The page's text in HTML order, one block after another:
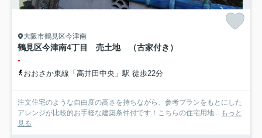
大阪市鶴見区今津南
鶴見区今津南4丁目 売土地 （古家付き）
-
おおさか東線「高井田中央」駅 徒歩22分
注文住宅のような自由度の高さを持ちながら、参考プランをもとにした
アレンジが比較的お手軽な建築条件付です！こちらの住宅用地... もっと
見る